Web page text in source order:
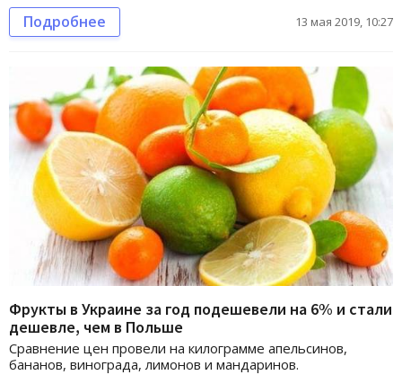
Подробнее 13 мая 2019, 10:27
Фрукты в Украине за год подешевели на 6% и стали
дешевле, чем в Польше
Сравнение цен провели на килограмме апельсинов,
бананов, винограда, лимонов и мандаринов.